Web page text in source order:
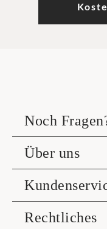
Noch
Über uns
Rechtliches